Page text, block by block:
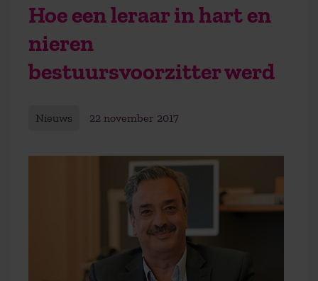
Hoe een leraar in hart en
nieren
bestuursvoorzitter werd
Nieuws 22 november 2017